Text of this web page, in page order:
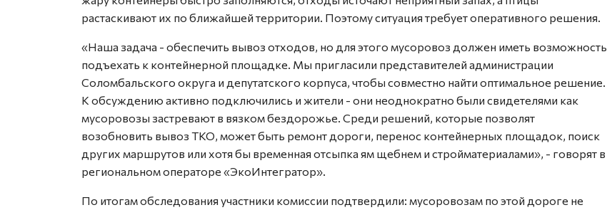
растаскивают их по ближайшей территории. Поэтому ситуация требует оперативного решения.
«Наша задача - обеспечить вывоз отходов, но для этого мусоровоз должен иметь возможность
подъехать к контейнерной площадке. Мы пригласили представителей администрации
Соломбальского округа и депутатского корпуса, чтобы совместно найти оптимальное решение.
К обсуждению активно подключились и жители - они неоднократно были свидетелями как
мусоровозы застревают в вязком бездорожье. Среди решений, которые позволят
возобновить вывоз ТКО, может быть ремонт дороги, перенос контейнерных площадок, поиск
других маршрутов или хотя бы временная отсыпка ям щебнем и стройматериалами», - говорят в
региональном операторе «ЭкоИнтегратор».
По итогам обследования участники комиссии подтвердили: мусоровозам по этой дороге не